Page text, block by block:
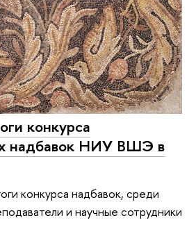
конкурса
надбавок НИУ ВШЭ в
конкурса надбавок, среди
и научные сотрудники